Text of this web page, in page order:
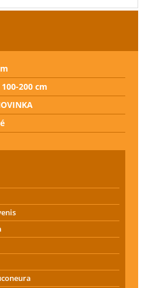
200 cm